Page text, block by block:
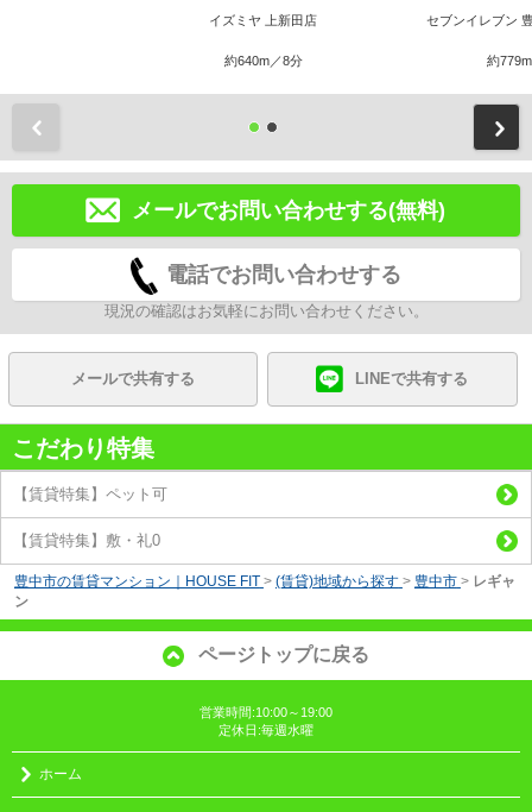
イズミヤ 上新田店
約640m／8分
セブンイレブン
約
メールでお問い合わせする(無料)
電話でお問い合わせする
現況の確認はお気軽にお問い合わせください。
メールで共有する LINEで共有する
こだわり特集
【賃貸特集】ペット可
【賃貸特集】敷・礼0
豊中市の賃貸マンション｜HOUSE FIT > (賃貸)地域から探す > 豊中市 > レギャ
ン
ページトップに戻る
営業時間:10:00～19:00
定休日:毎週水曜
ホーム